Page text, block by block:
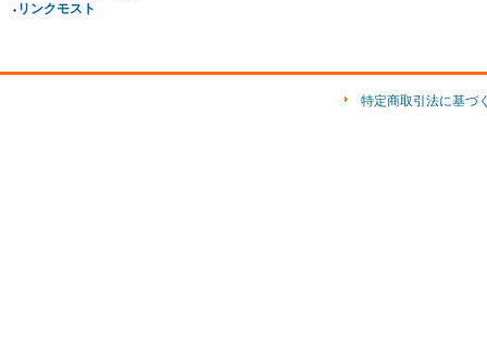
● リンクモスト
特定商取引法に基づ